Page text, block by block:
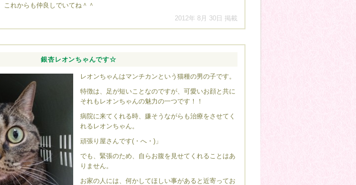
これからも仲良しでいてね＾＾
2012年 8月 30日 掲載
銀杏レオンちゃんです☆
レオンちゃんはマンチカンという猫種の男の子です。
特徴は、足が短いことなのですが、可愛いお顔と共に
それもレオンちゃんの魅力の一つです！！
病院に来てくれる時、嫌そうながらも治療をさせてく
れるレオンちゃん。
頑張り屋さんです(・へ・)」
でも、緊張のため、自らお腹を見せてくれることはあ
りません。
お家の人には、何かしてほしい事があると近寄ってお